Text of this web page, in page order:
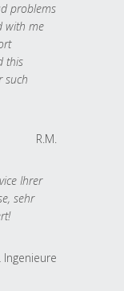
problems
with me
this
such
R.M.
Ihrer
sehr
Ingenieure